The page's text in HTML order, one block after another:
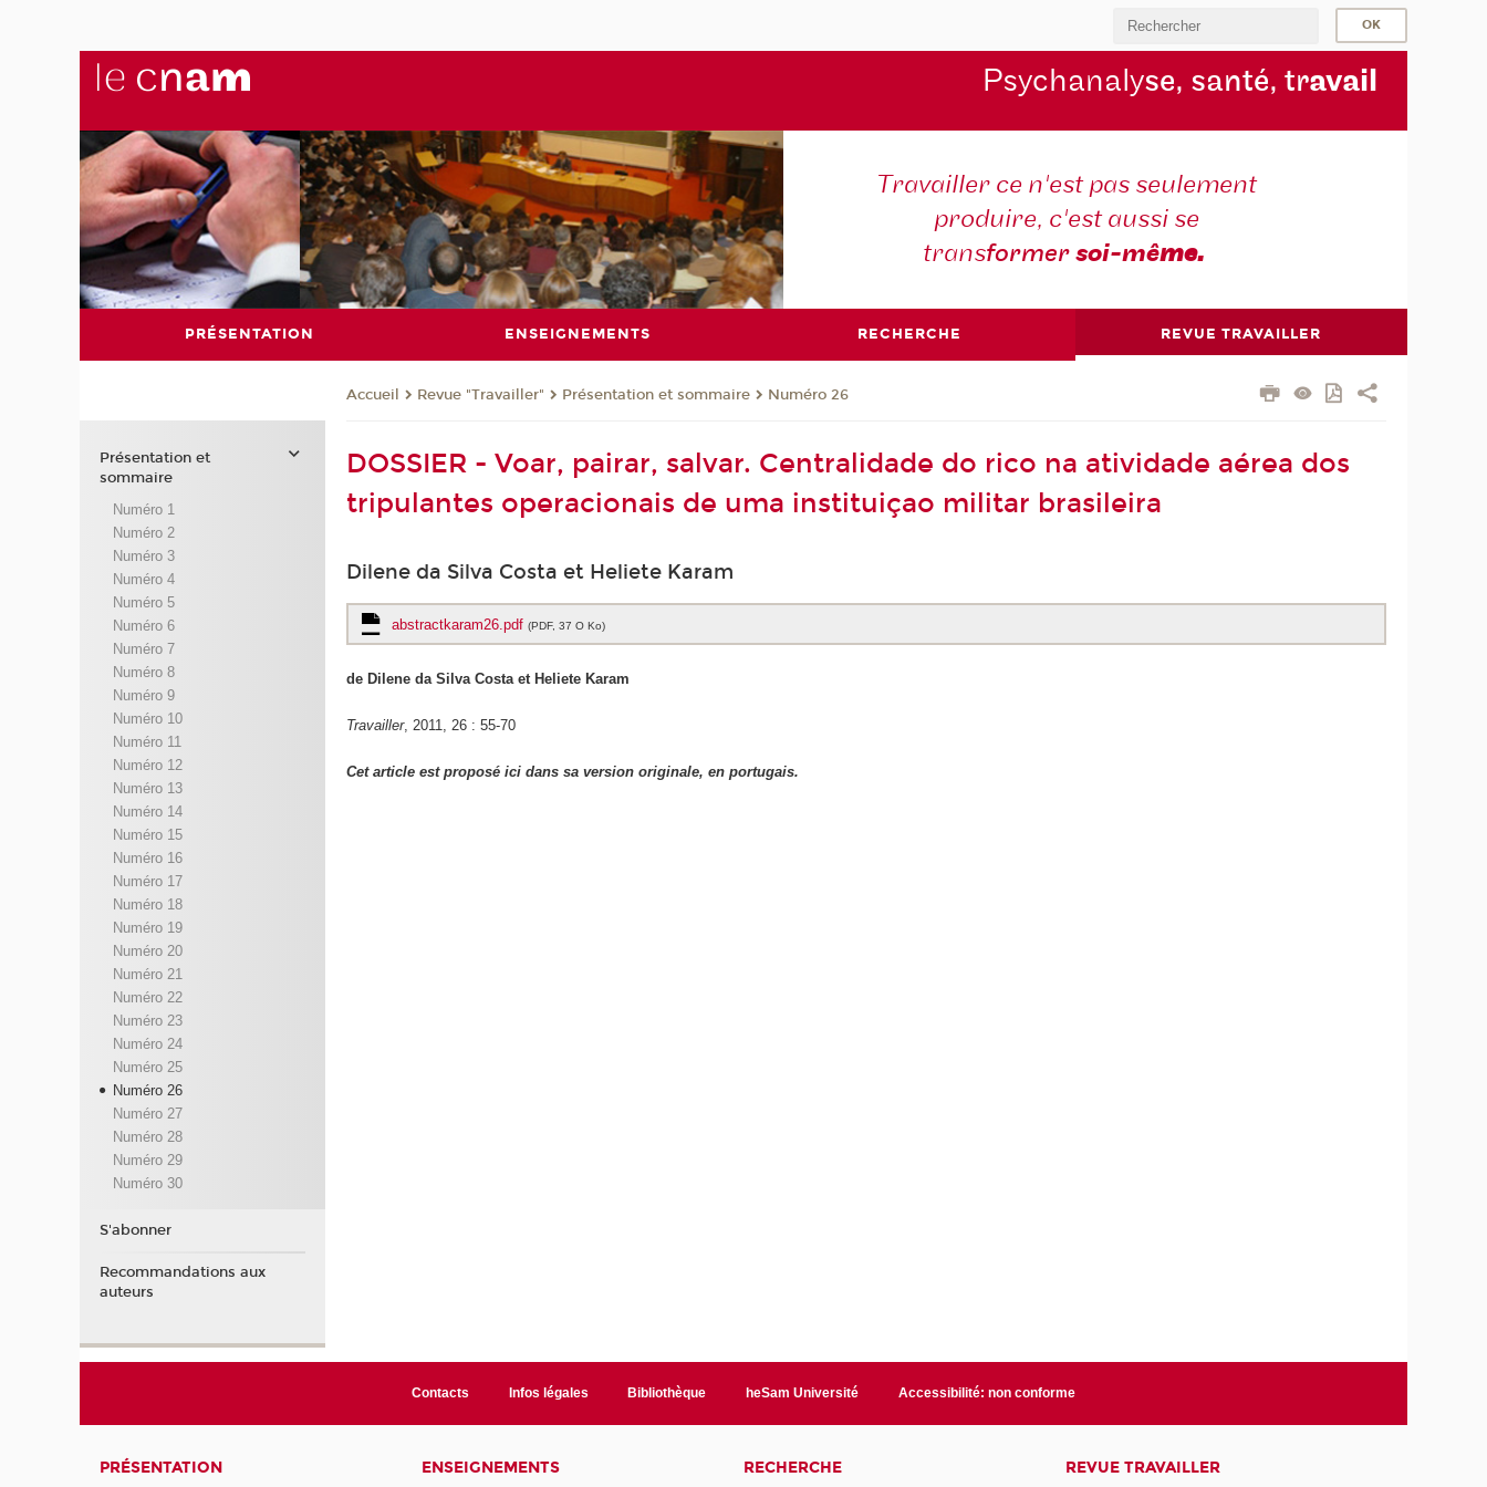
Psychanalyse, santé, travail
Travailler ce n'est pas seulement
produire, c'est aussi se
transformersoi-même.
PRÉSENTATION ENSEIGNEMENTS RECHERCHE REVUE TRAVAILLER
Accueil Revue "Travailler" Présentation et sommaire Numéro 26
DOSSIER - Voar, pairar, salvar. Centralidade do rico na atividade aérea dos
tripulantes operacionais de uma instituiçao militar brasileira
Dilene da Silva Costa et Heliete Karam
abstractkaram26.pdf(PDF, 37 O Ko)
de Dilene da Silva Costa et Heliete Karam
Travailler, 2011, 26 : 55-70
Cet article est proposé ici dans sa version originale, en portugais.
Présentation et
sommaire
Numéro 1
Numéro 2
Numéro 3
Numéro 4
Numéro 5
Numéro 6
Numéro 7
Numéro 8
Numéro 9
Numéro 10
Numéro 11
Numéro 12
Numéro 13
Numéro 14
Numéro 15
Numéro 16
Numéro 17
Numéro 18
Numéro 19
Numéro 20
Numéro 21
Numéro 22
Numéro 23
Numéro 24
Numéro 25
Numéro 26
Numéro 27
Numéro 28
Numéro 29
Numéro 30
S'abonner
Recommandations aux
auteurs
Contacts Infos légales Bibliothèque heSam Université Accessibilité: non conforme
PRÉSENTATION ENSEIGNEMENTS RECHERCHE REVUE TRAVAILLER